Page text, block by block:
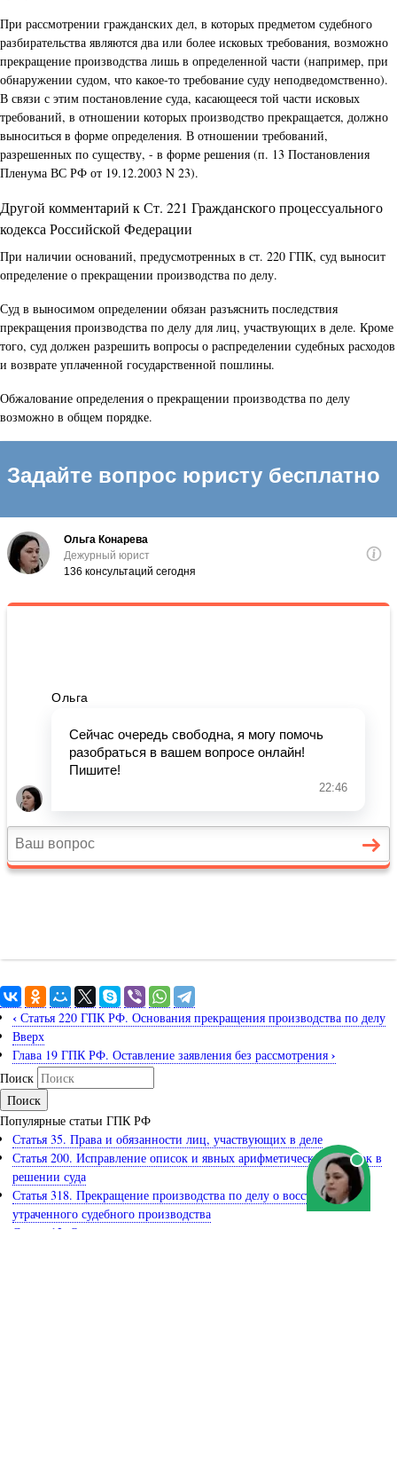
При рассмотрении гражданских дел, в которых предметом судебного
разбирательства являются два или более исковых требования, возможно
прекращение производства лишь в определенной части (например, при
обнаружении судом, что какое-то требование суду неподведомственно).
В связи с этим постановление суда, касающееся той части исковых
требований, в отношении которых производство прекращается, должно
выноситься в форме определения. В отношении требований,
разрешенных по существу, - в форме решения (п. 13 Постановления
Пленума ВС РФ от 19.12.2003 N 23).
Другой комментарий к Ст. 221 Гражданского процессуального
кодекса Российской Федерации
При наличии оснований, предусмотренных в ст. 220 ГПК, суд выносит
определение о прекращении производства по делу.
Суд в выносимом определении обязан разъяснить последствия
прекращения производства по делу для лиц, участвующих в деле. Кроме
того, суд должен разрешить вопросы о распределении судебных расходов
и возврате уплаченной государственной пошлины.
Обжалование определения о прекращении производства по делу
возможно в общем порядке.
‹ Статья 220 ГПК РФ. Основания прекращения производства по делу
Вверх
Глава 19 ГПК РФ. Оставление заявления без рассмотрения ›
Поиск
Популярные статьи ГПК РФ
Статья 35. Права и обязанности лиц, участвующих в деле
Статья 200. Исправление описок и явных арифметических ошибок в
решении суда
Статья 318. Прекращение производства по делу о восстановлении
утраченного судебного производства
Статья 12. Осуществление правосудия на основе состязательности и